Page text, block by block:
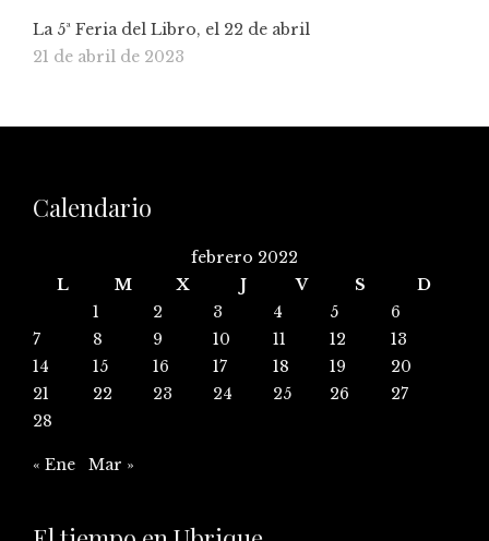
La 5ª Feria del Libro, el 22 de abril
21 de abril de 2023
Calendario
febrero 2022
L
M X J V S
D
1
2 3 4 5
6
7
8 9 10 11 12
13
14
15 16 17 18 19
20
21
22 23 24 25 26
27
28
« Ene Mar »